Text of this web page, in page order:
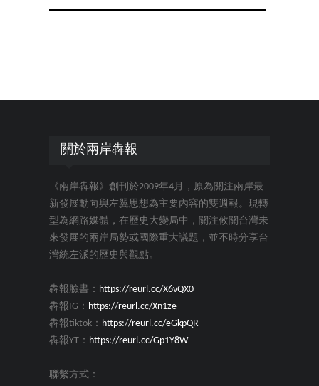
關於兩岸犇報
《兩岸犇報》創刊於2009年4月，原為關注兩岸最
新發展動向與左翼思想為主要內容的雙週報。現轉
型為網路媒體，在歷史大變局中，關注攸關台灣未
來發展的兩岸局勢或國際重大議題，並不時分享台
灣統左派的歷史與觀點。
犇報臉書： https://reurl.cc/X6vQX0
犇報IG： https://reurl.cc/Xn1ze
犇報tiktok： https://reurl.cc/eGkpQR
犇報YT： https://reurl.cc/Gp1Y8W
聯繫方式：